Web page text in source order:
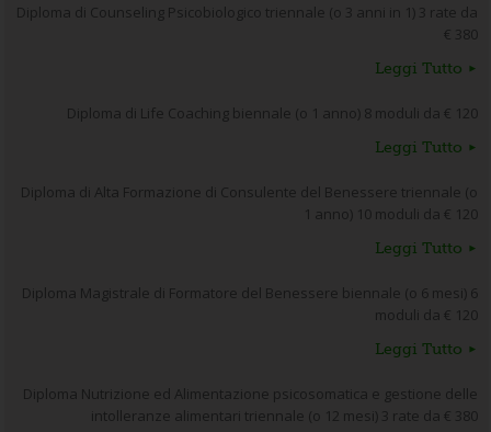
Diploma di Counseling Psicobiologico triennale (o 3 anni in 1) 3 rate da
€ 380
Leggi Tutto
Diploma di Life Coaching biennale (o 1 anno) 8 moduli da € 120
Leggi Tutto
Diploma di Alta Formazione di Consulente del Benessere triennale (o
1 anno) 10 moduli da € 120
Leggi Tutto
Diploma Magistrale di Formatore del Benessere biennale (o 6 mesi) 6
moduli da € 120
Leggi Tutto
Diploma Nutrizione ed Alimentazione psicosomatica e gestione delle
intolleranze alimentari triennale (o 12 mesi) 3 rate da € 380